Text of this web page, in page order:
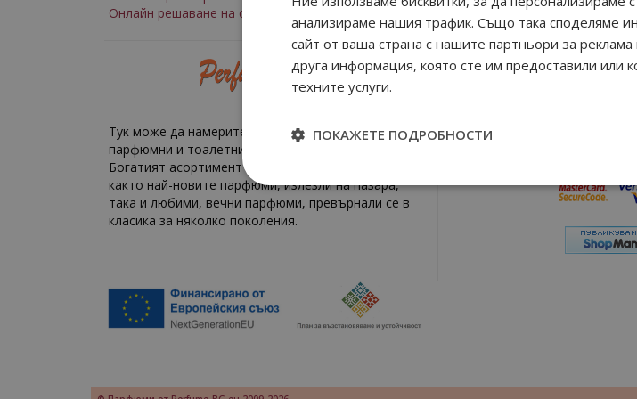
Онлайн решаване на спорове
Тук може да намерите всякакви маркови парфюми,
парфюмни и тоалетни води на разумни цени.
Богатият асортимент на perfume-bg.eu включва
както най-новите парфюми, излезли на пазара,
така и любими, вечни парфюми, превърнали се в
класика за няколко поколения.
Плати удобно
анализираме нашия трафик. Също така споделяме
сайт от ваша страна с нашите партньори за
друга информация, която сте им предоставили или
техните услуги.
ПОКАЖЕТЕ ПОДРОБНОСТИ